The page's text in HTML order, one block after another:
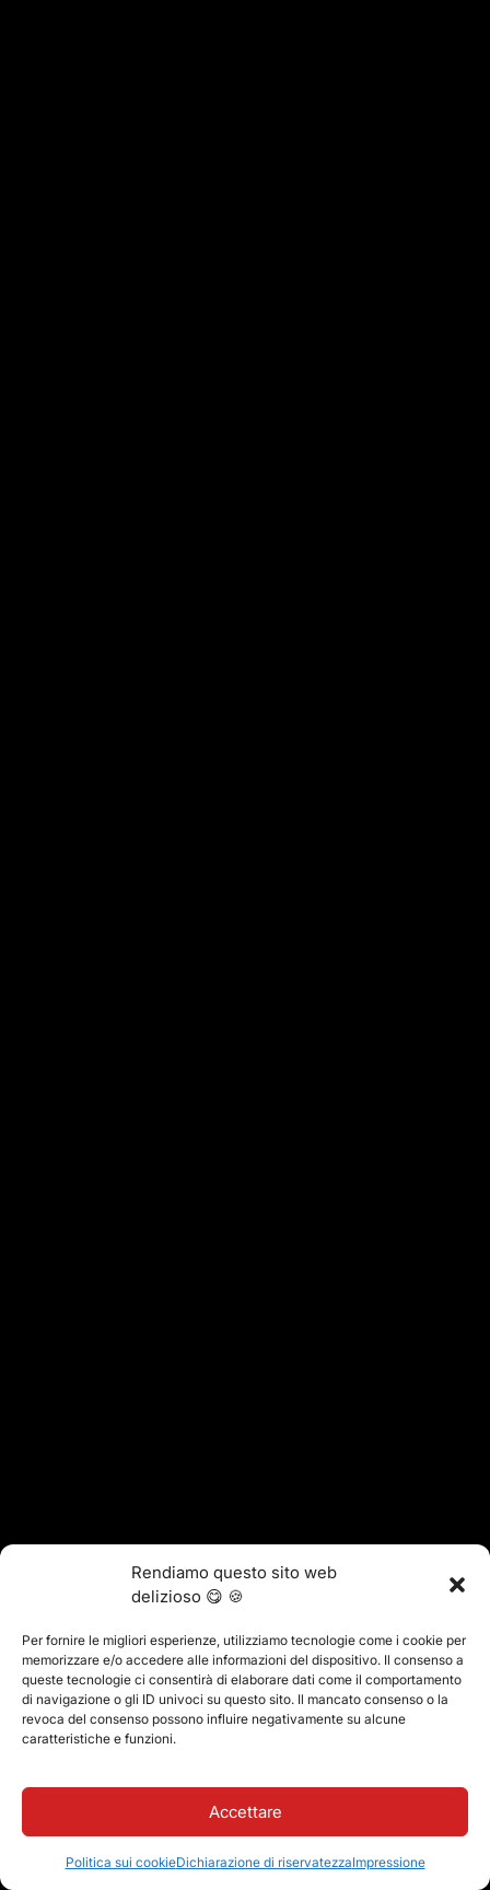
Rendiamo questo sito web
delizioso 😋 🍪
Per fornire le migliori esperienze, utilizziamo tecnologie come i cookie per
memorizzare e/o accedere alle informazioni del dispositivo. Il consenso a
queste tecnologie ci consentirà di elaborare dati come il comportamento
di navigazione o gli ID univoci su questo sito. Il mancato consenso o la
revoca del consenso possono influire negativamente su alcune
caratteristiche e funzioni.
Accettare
Politica sui cookieDichiarazione di riservatezzaImpressione